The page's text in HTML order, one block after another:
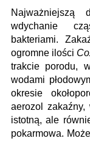
wdychanie
bakteriami.
ogromne ilości
trakcie porodu,
wodami
okresie
aerozol
istotną, ale
pokarmowa.